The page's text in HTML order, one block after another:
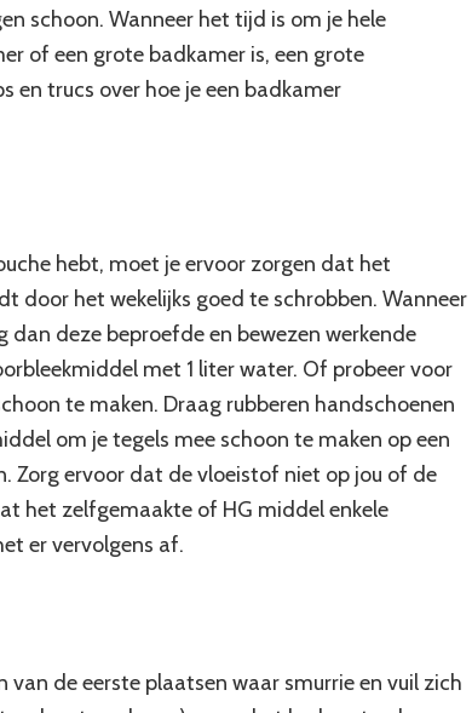
schoon. Wanneer het tijd is om je hele
of een grote badkamer is, een grote
en trucs over hoe je een badkamer
hebt, moet je ervoor zorgen dat het
door het wekelijks goed te schrobben. Wanneer
dan deze beproefde en bewezen werkende
met 1 liter water. Of probeer voor
te maken. Draag rubberen handschoenen
om je tegels mee schoon te maken op een
Zorg ervoor dat de vloeistof niet op jou of de
het zelfgemaakte of HG middel enkele
er vervolgens af.
de eerste plaatsen waar smurrie en vuil zich